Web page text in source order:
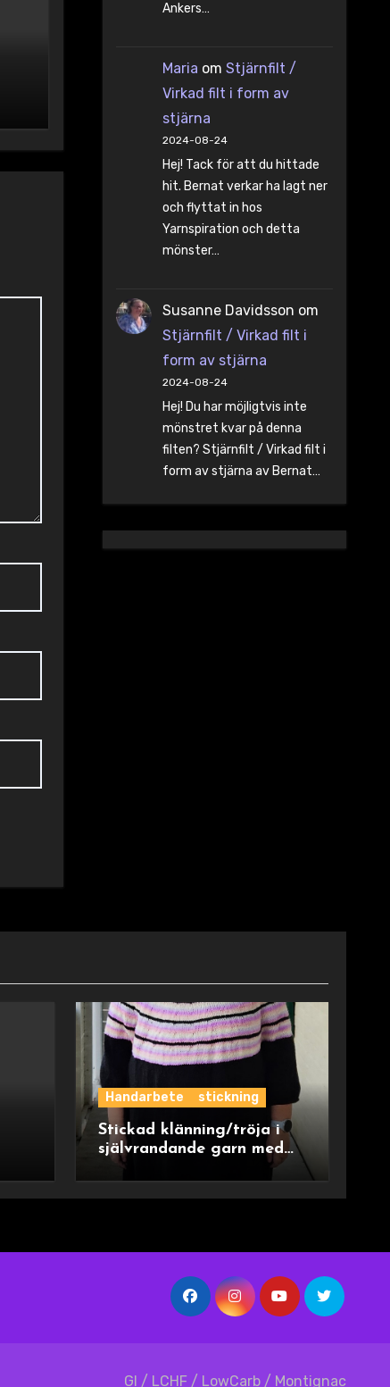
Ankers…
Maria om Stjärnfilt /
Virkad filt i form av
stjärna
2024-08-24
Hej! Tack för att du hittade
hit. Bernat verkar ha lagt ner
och flyttat in hos
Yarnspiration och detta
mönster…
Susanne Davidsson om
Stjärnfilt / Virkad filt i
form av stjärna
2024-08-24
Hej! Du har möjligtvis inte
mönstret kvar på denna
filten? Stjärnfilt / Virkad filt i
form av stjärna av Bernat…
Handarbete stickning
Stickad klänning/tröja i
självrandande garn med
GI / LCHF / LowCarb / Montignac